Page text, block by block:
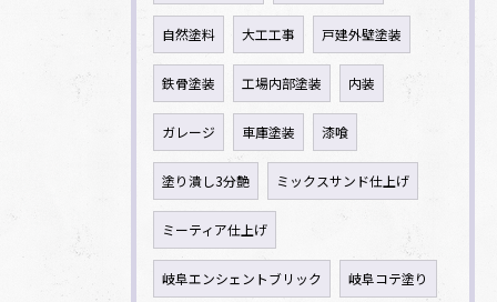
自然塗料 大工工事 戸建外壁塗装
鉄骨塗装 工場内部塗装 内装
ガレージ 車庫塗装 漆喰
塗り潰し3分艶 ミックスサンド仕上げ
ミーティア仕上げ
岐阜エンシェントブリック 岐阜コテ塗り